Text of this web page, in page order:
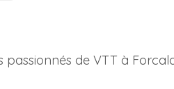
de VTT à